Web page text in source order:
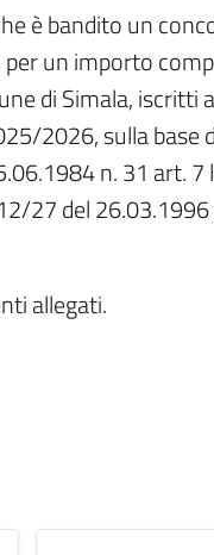
è bandito un
un importo
di Simala, iscritti
2026, sulla
n. 31 art. 7
27 del
allegati.